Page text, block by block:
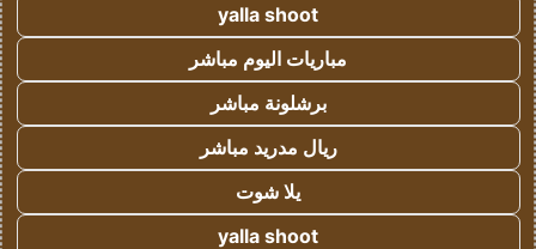
yalla shoot
مباريات اليوم مباشر
برشلونة مباشر
ريال مدريد مباشر
يلا شوت
yalla shoot